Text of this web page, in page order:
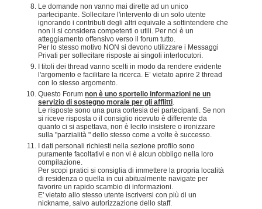
Le domande non vanno mai dirette ad un unico
partecipante. Sollecitare l'intervento di un solo utente
ignorando i contributi degli altri equivale a sottintendere che
non li si considera competenti o utili. Per noi è un
atteggiamento offensivo verso il forum tutto.
Per lo stesso motivo NON si devono utilizzare i Messaggi
Privati per sollecitare risposte ai singoli interlocutori.
I titoli dei thread vanno scelti in modo da rendere evidente
l'argomento e facilitare la ricerca. E’ vietato aprire 2 thread
con lo stesso argomento.
Questo Forum non è uno sportello informazioni ne un
servizio di sostegno morale per gli afflitti
Le risposte sono una pura cortesia dei partecipanti. Se non
si riceve risposta o il consiglio ricevuto è differente da
quanto ci si aspettava, non è lecito insistere o ironizzare
sulla "parzialità " dello stesso come a volte è successo.
I dati personali richiesti nella sezione profilo sono
puramente facoltativi e non vi è alcun obbligo nella loro
compilazione.
Per scopi pratici si consiglia di immettere la propria località
di residenza o quella in cui abitualmente navigate per
favorire un rapido scambio di informazioni.
E' vietato allo stesso utente iscriversi con più di un
nickname, salvo autorizzazione dello staff.